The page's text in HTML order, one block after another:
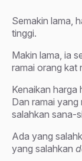
Semakin lama,
tinggi.
Makin lama, ia
ramai orang kat
Kenaikan harga
Dan ramai yang
salahkan sana-
Ada yang
yang salahkan